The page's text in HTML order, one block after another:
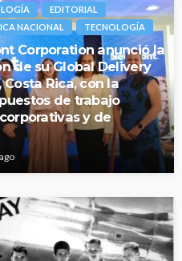
EDITORIAL
NACIONAL TECNOLOGÍA
Corporation anunció la
de su Global Delivery
Rica, con la
de trabajo
y de